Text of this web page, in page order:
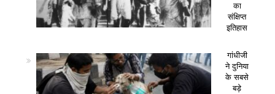
का
संक्षिप्त
इतिहास
गांधीजी
ने दुनिया
के सबसे
बड़े